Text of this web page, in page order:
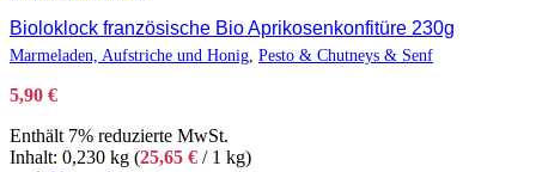
Bioloklock französische Bio Aprikosenkonfitüre 230g
Marmeladen, Aufstriche und Honig Pesto & Chutneys & Senf
5,90 €
Enthält 7% reduzierte MwSt.
Inhalt: 0,230 kg (25,65 € / 1 kg)